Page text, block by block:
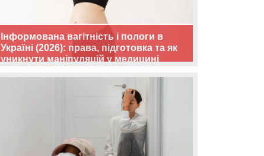
Інформована вагітність і пологи в
Україні (2026): права, підготовка та як
уникнути маніпуляцій у медицині